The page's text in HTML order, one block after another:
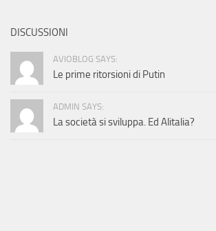
DISCUSSIONI
AVIOBLOG SAYS:
Le prime ritorsioni di Putin
ADMIN SAYS:
La società si sviluppa. Ed Alitalia?